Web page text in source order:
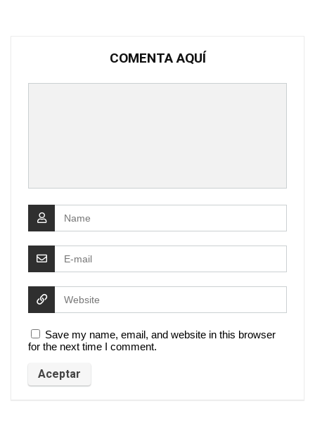
COMENTA AQUÍ
Save my name, email, and website in this browser
for the next time I comment.